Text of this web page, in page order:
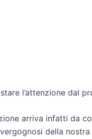
l’attenzione dal
arriva infatti da
della nostra